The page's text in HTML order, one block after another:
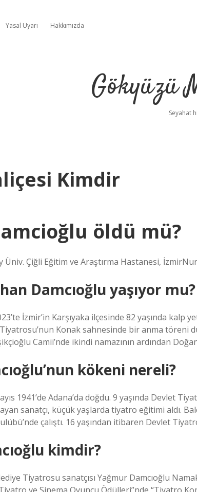
Yasal Uyarı Hakkımızda
Gökyüzü
Seyahat
Kimdir
öldü mü?
Üniv. Çiğli Eğitim ve Araştırma Hastanesi,
Damcıoğlu yaşıyor mu?
İzmir’in Karşıyaka ilçesinde 82 yaşında kalp
Konak sahnesinde bir anma töreni
Camii’nde ikindi namazının ardından
kökeni nereli?
1941’de Adana’da doğdu. 9 yaşında Devlet
sanatçı, küçük yaşlarda tiyatro eğitimi aldı.
çalıştı. 16 yaşından itibaren Devlet
kimdir?
Tiyatrosu sanatçısı Yağmur Damcıoğlu